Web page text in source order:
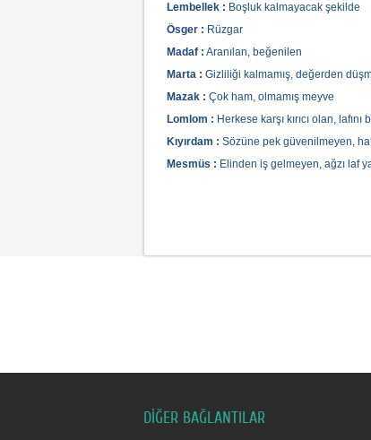
Lembellek : Boşluk kalmayacak şekilde
Ösger : Rüzgar
Madaf : Aranılan, beğenilen
Marta : Gizliliği kalmamış, değerden
Mazak : Çok ham, olmamış meyve
Lomlom : Herkese karşı kırıcı olan,
Kıyırdam : Sözüne pek güvenilmeyen,
Mesmüs : Elinden iş gelmeyen, ağzı laf
DİĞER BAĞLANTILAR